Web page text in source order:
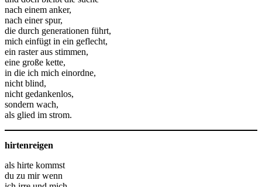
nach einem anker,
nach einer spur,
die durch generationen führt,
mich einfügt in ein geflecht,
ein raster aus stimmen,
eine große kette,
in die ich mich einordne,
nicht blind,
nicht gedankenlos,
sondern wach,
als glied im strom.
hirtenreigen
als hirte kommst
du zu mir wenn